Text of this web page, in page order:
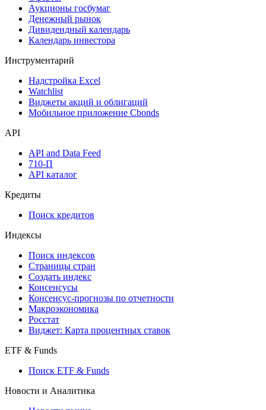
Календарь событий
Дефолты
Размещения
Оферты
Аукционы госбумаг
Денежный рынок
Календарь инвестора
Инструментарий
Надстройка Excel
Мобильное приложение Cbonds
API
API and Data Feed
API каталог
Кредиты
Поиск кредитов
Индексы
Поиск индексов
Страницы стран
Создать индекс
Консенсусы
Консенсус-прогнозы по отчетности
Макроэкономика
Виджет: Карта процентных ставок
ETF & Funds